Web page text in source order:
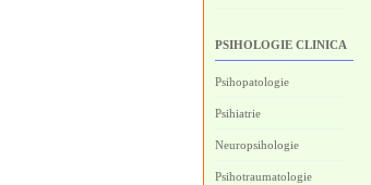
PSIHOLOGIE CLINICA
Psihopatologie
Psihiatrie
Neuropsihologie
Psihotraumatologie